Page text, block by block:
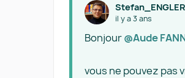
Stefan_ENGLER
il y a 3 ans
Bonjour@Aude
vous ne pouvez pas